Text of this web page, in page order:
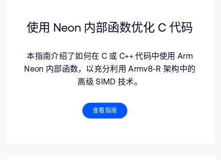
使用 Neon 内部函数优化 C 代码
本指南介绍了如何在 C 或 C++ 代码中使用 Arm
Neon 内部函数，以充分利用 Armv8-R 架构中的
高级 SIMD 技术。
查看指南